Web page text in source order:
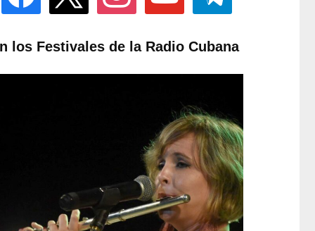
los Festivales de la Radio Cubana